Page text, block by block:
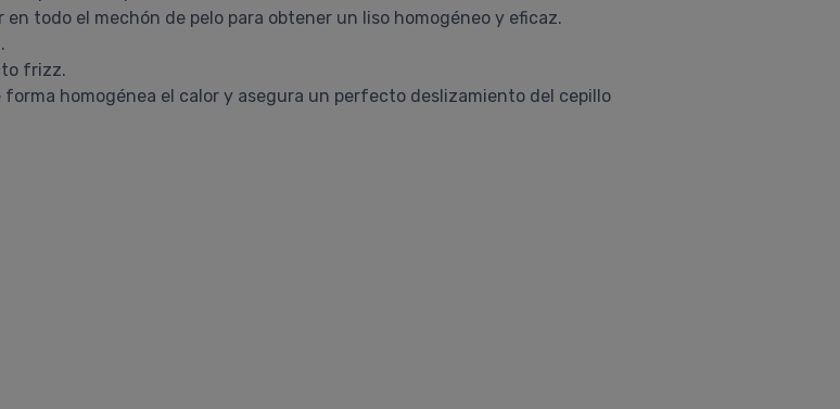
todo el mechón de pelo para obtener un liso homogéneo y eficaz.
frizz.
homogénea el calor y asegura un perfecto deslizamiento del cepillo